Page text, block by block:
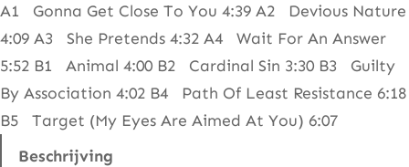
o
–
W
h
ō
A1 Gonna Get Close To You 4:39 A2 Devious Nature
4:09 A3 She Pretends 4:32 A4 Wait For An Answer
5:52 B1 Animal 4:00 B2 Cardinal Sin 3:30 B3 Guilty
By Association 4:02 B4 Path Of Least Resistance 6:18
B5 Target (My Eyes Are Aimed At You) 6:07
Beschrijving